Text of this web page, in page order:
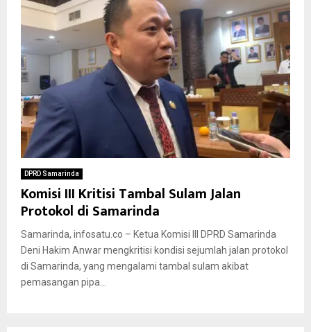
DPRD Samarinda
Komisi III Kritisi Tambal Sulam Jalan
Protokol di Samarinda
Samarinda, infosatu.co – Ketua Komisi III DPRD Samarinda
Deni Hakim Anwar mengkritisi kondisi sejumlah jalan protokol
di Samarinda, yang mengalami tambal sulam akibat
pemasangan pipa...